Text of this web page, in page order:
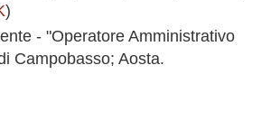
)
- "Operatore Amministrativo
Campobasso; Aosta.